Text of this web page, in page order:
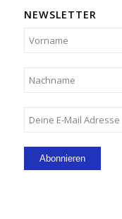
NEWSLETTER